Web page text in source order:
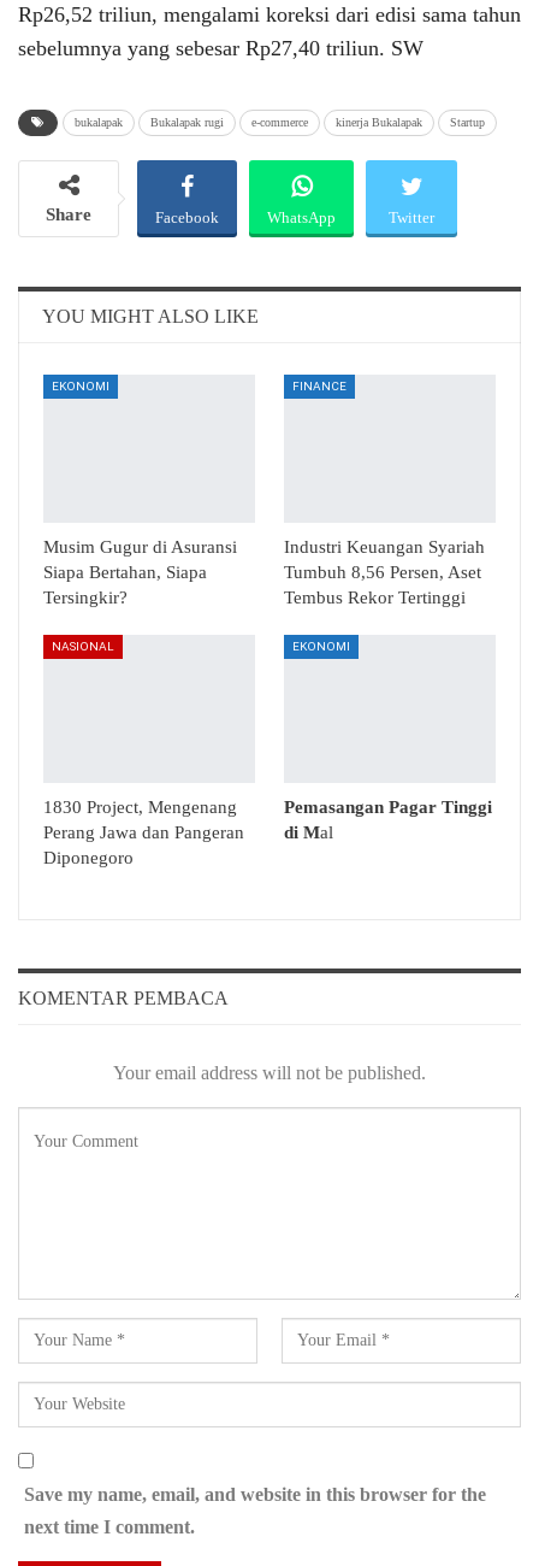
Rp26,52 triliun, mengalami koreksi dari edisi sama tahun
sebelumnya yang sebesar Rp27,40 triliun. SW
bukalapak Bukalapak rugi e-commerce kinerja Bukalapak Startup
Share Facebook WhatsApp Twitter
YOU MIGHT ALSO LIKE
EKONOMI
Musim Gugur di Asuransi
Siapa Bertahan, Siapa
Tersingkir?
FINANCE
Industri Keuangan Syariah
Tumbuh 8,56 Persen, Aset
Tembus Rekor Tertinggi
NASIONAL
1830 Project, Mengenang
Perang Jawa dan Pangeran
Diponegoro
EKONOMI
Pemasangan Pagar Tinggi
di Mal
KOMENTAR PEMBACA
Your email address will not be published.
Save my name, email, and website in this browser for the
next time I comment.